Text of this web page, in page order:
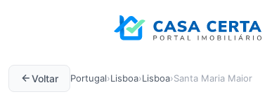
Voltar Portugal›Lisboa›Lisboa›Santa Maria Maior